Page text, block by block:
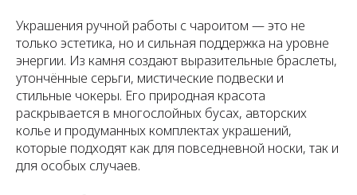
Украшения ручной работы с чароитом — это не
только эстетика, но и сильная поддержка на уровне
энергии. Из камня создают выразительные браслеты,
утончённые серьги, мистические подвески и
стильные чокеры. Его природная красота
раскрывается в многослойных бусах, авторских
колье и продуманных комплектах украшений,
которые подходят как для повседневной носки, так и
для особых случаев.